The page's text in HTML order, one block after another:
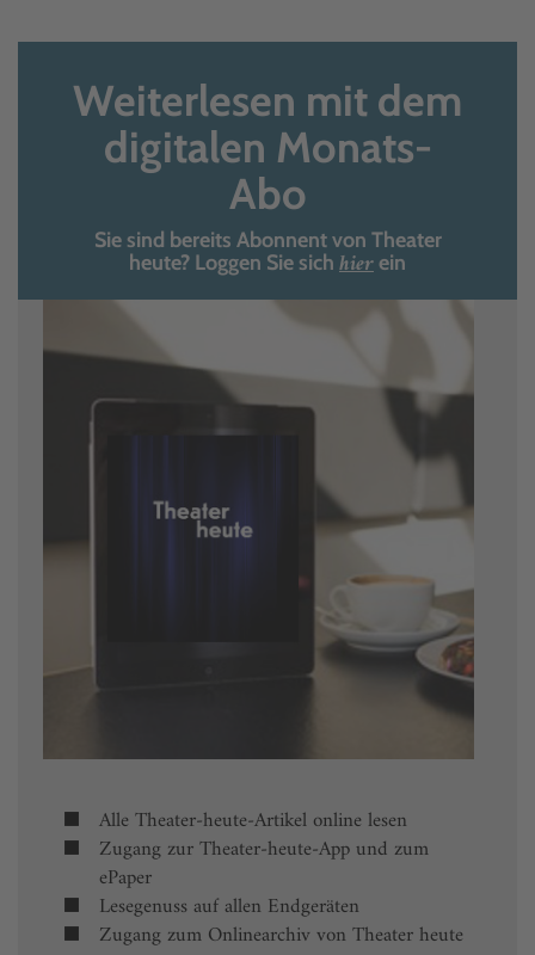
Weiterlesen mit dem
digitalen Monats-
Abo
Sie sind bereits Abonnent von Theater
heute? Loggen Sie sich hierein
Alle Theater-heute-Artikel online lesen
Zugang zur Theater-heute-App und zum
ePaper
Lesegenuss auf allen Endgeräten
Zugang zum Onlinearchiv von Theater heute